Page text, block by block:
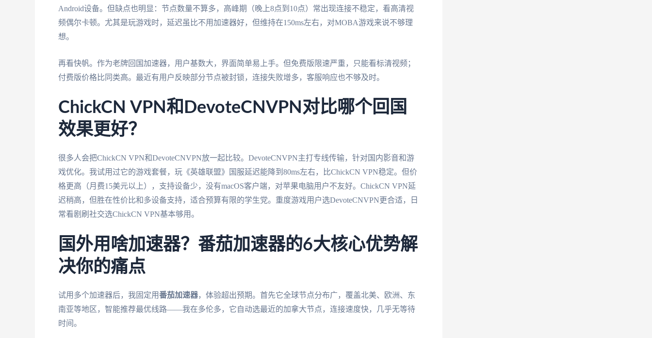
Android设备。但缺点也明显：节点数量不算多，高峰期（晚上8点到10点）常出现连接不稳定，看高清视
频偶尔卡顿。尤其是玩游戏时，延迟虽比不用加速器好，但维持在150ms左右，对MOBA游戏来说不够理
想。
再看快帆。作为老牌回国加速器，用户基数大，界面简单易上手。但免费版限速严重，只能看标清视频；
付费版价格比同类高。最近有用户反映部分节点被封锁，连接失败增多，客服响应也不够及时。
ChickCN VPN和DevoteCNVPN对比哪个回国
效果更好？
很多人会把ChickCN VPN和DevoteCNVPN放一起比较。DevoteCNVPN主打专线传输，针对国内影音和游
戏优化。我试用过它的游戏套餐，玩《英雄联盟》国服延迟能降到80ms左右，比ChickCN VPN稳定。但价
格更高（月费15美元以上），支持设备少，没有macOS客户端，对苹果电脑用户不友好。ChickCN VPN延
迟稍高，但胜在性价比和多设备支持，适合预算有限的学生党。重度游戏用户选DevoteCNVPN更合适，日
常看剧刷社交选ChickCN VPN基本够用。
国外用啥加速器？番茄加速器的6大核心优势解
决你的痛点
试用多个加速器后，我固定用番茄加速器，体验超出预期。首先它全球节点分布广，覆盖北美、欧洲、东
南亚等地区，智能推荐最优线路——我在多伦多，它自动选最近的加拿大节点，连接速度快，几乎无等待
时间。